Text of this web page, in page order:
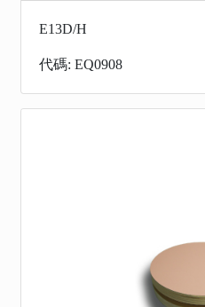
E13D/H
代碼: EQ0908